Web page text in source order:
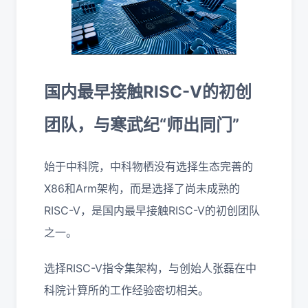
国内最早接触RISC-V的初创
团队，与寒武纪“师出同门”
始于中科院，中科物栖没有选择生态完善的
X86和Arm架构，而是选择了尚未成熟的
RISC-V，是国内最早接触RISC-V的初创团队
之一。
选择RISC-V指令集架构，与创始人张磊在中
科院计算所的工作经验密切相关。